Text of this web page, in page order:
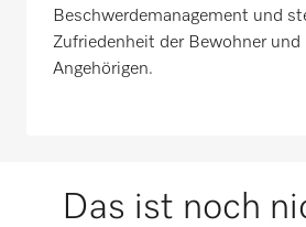
Beschwerdemanagement und
Zufriedenheit der Bewohner und
Angehörigen.
Das ist noch